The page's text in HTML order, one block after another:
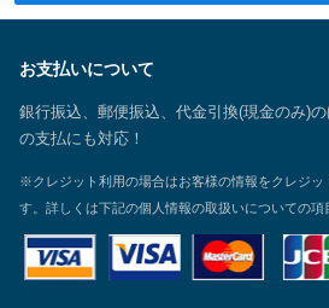
お支払いについて
銀行振込、郵便振込、代金引換(現金のみ)
の支払にも対応！
※クレジット利用の場合はお客様の情報をクレジッ
す。詳しくは下記の個人情報の取扱いについての項